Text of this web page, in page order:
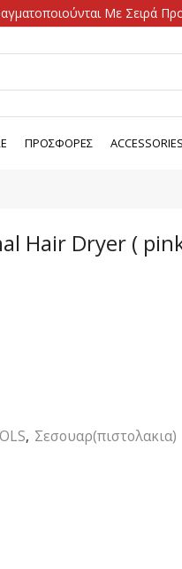
Με Σειρά
ΠΡΟΣΦΟΡΕΣ ACCESSORIES
Hair Dryer (
, Σεσουαρ(πιστολακια)